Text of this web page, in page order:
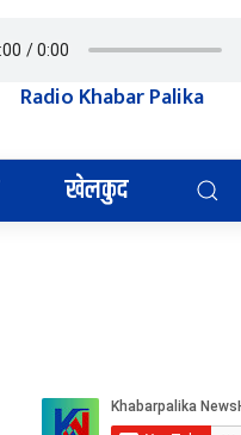
Radio Khabar Palika
खेलकुद